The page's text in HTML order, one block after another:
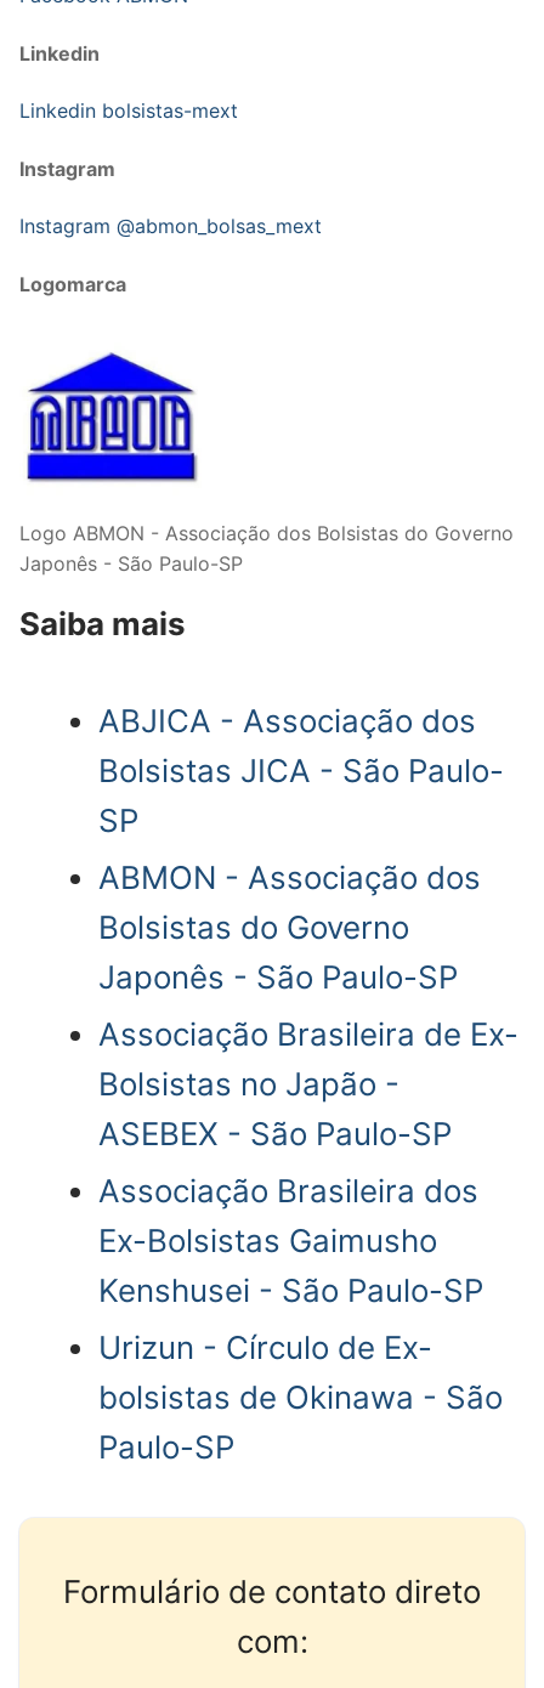
Linkedin
Linkedin bolsistas-mext
Instagram
Instagram @abmon_bolsas_mext
Logomarca
Logo ABMON - Associação dos Bolsistas do Governo
Japonês - São Paulo-SP
Saiba mais
ABJICA - Associação dos
Bolsistas JICA - São Paulo-
SP
ABMON - Associação dos
Bolsistas do Governo
Japonês - São Paulo-SP
Associação Brasileira de Ex-
Bolsistas no Japão -
ASEBEX - São Paulo-SP
Associação Brasileira dos
Ex-Bolsistas Gaimusho
Kenshusei - São Paulo-SP
Urizun - Círculo de Ex-
bolsistas de Okinawa - São
Paulo-SP
Formulário de contato direto
com: